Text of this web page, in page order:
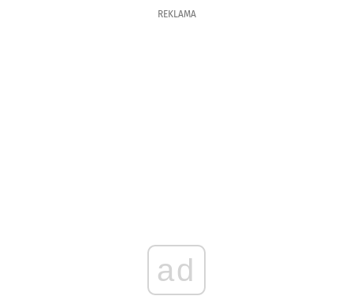
REKLAMA
ad